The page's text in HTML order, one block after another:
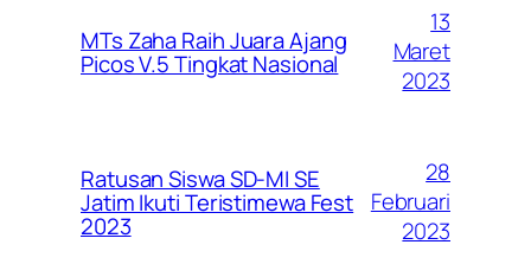
MTs Zaha Raih Juara Ajang
Picos V.5 Tingkat Nasional
13
Maret
2023
Ratusan Siswa SD-MI SE
Jatim Ikuti Teristimewa Fest
2023
28
Februari
2023